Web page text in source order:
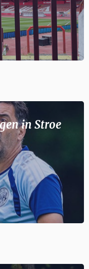
in Stroe